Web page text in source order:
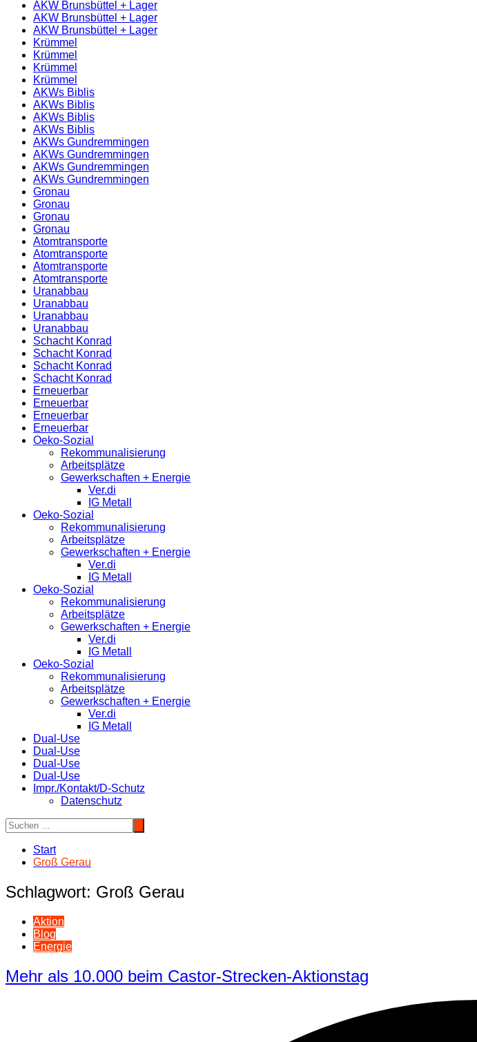
AKW Brunsbüttel + Lager
AKW Brunsbüttel + Lager
AKW Brunsbüttel + Lager
Krümmel
Krümmel
Krümmel
Krümmel
AKWs Biblis
AKWs Biblis
AKWs Biblis
AKWs Biblis
AKWs Gundremmingen
AKWs Gundremmingen
AKWs Gundremmingen
AKWs Gundremmingen
Gronau
Gronau
Gronau
Gronau
Atomtransporte
Atomtransporte
Atomtransporte
Atomtransporte
Uranabbau
Uranabbau
Uranabbau
Uranabbau
Schacht Konrad
Schacht Konrad
Schacht Konrad
Schacht Konrad
Erneuerbar
Erneuerbar
Erneuerbar
Erneuerbar
Oeko-Sozial
Rekommunalisierung
Arbeitsplätze
Gewerkschaften + Energie
Ver.di
IG Metall
Oeko-Sozial
Rekommunalisierung
Arbeitsplätze
Gewerkschaften + Energie
Ver.di
IG Metall
Oeko-Sozial
Rekommunalisierung
Arbeitsplätze
Gewerkschaften + Energie
Ver.di
IG Metall
Oeko-Sozial
Rekommunalisierung
Arbeitsplätze
Gewerkschaften + Energie
Ver.di
IG Metall
Dual-Use
Dual-Use
Dual-Use
Dual-Use
Impr./Kontakt/D-Schutz
Datenschutz
Start
Groß Gerau
Schlagwort: Groß Gerau
Aktion
Blog
Energie
Mehr als 10.000 beim Castor-Strecken-Aktionstag